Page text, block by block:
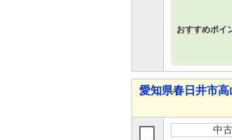
おすすめポイ
愛知県春日井市
中